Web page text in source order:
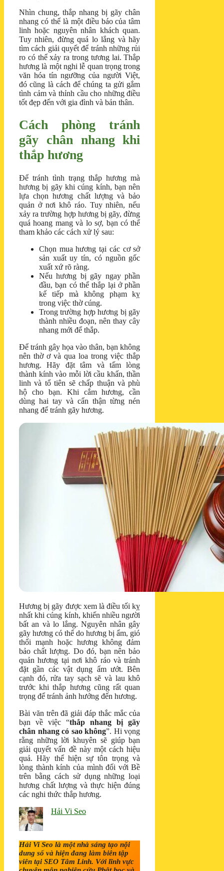
Nhìn chung, thắp nhang bị gãy chân
nhang có thể là một điều báo của tâm
linh hoặc nguyên nhân khách quan.
Tuy nhiên, đừng quá lo lắng và hãy
tìm cách giải quyết để tránh những rủi
ro có thể xảy ra trong tương lai. Thắp
hương là một nghi lễ quan trọng trong
văn hóa tín ngưỡng của người Việt,
đó cũng là cách để chúng ta gửi gắm
tình cảm và thỉnh cầu cho những điều
tốt đẹp đến với gia đình và bản thân.
Cách phòng tránh
gãy chân nhang khi
thắp hương
Để tránh tình trạng thắp hương mà
hương bị gãy khi cúng kính, bạn nên
lựa chọn hương chất lượng và bảo
quản ở nơi khô ráo. Tuy nhiên, nếu
xảy ra trường hợp hương bị gãy, đừng
quá hoang mang và lo sợ, bạn có thể
tham khảo các cách xử lý sau:
Chọn mua hương tại các cơ sở
sản xuất uy tín, có nguồn gốc
xuất xứ rõ ràng.
Nếu hương bị gãy ngay phần
đầu, bạn có thể thắp lại ở phần
kế tiếp mà không phạm kỵ
trong việc thờ cúng.
Trong trường hợp hương bị gãy
thành nhiều đoạn, nên thay cây
nhang mới để thắp.
Để tránh gây họa vào thân, bạn không
nên thờ ơ và qua loa trong việc thắp
hương. Hãy đặt tâm và tấm lòng
thành kính vào mỗi lời cầu khấn, thần
linh và tổ tiên sẽ chấp thuận và phù
hộ cho bạn. Khi cắm hương, cần
dùng hai tay và cẩn thận từng nén
nhang để tránh gãy hương.
Hương bị gãy được xem là điều tối kỵ
nhất khi cúng kính, khiến nhiều người
bất an và lo lắng. Nguyên nhân gây
gãy hương có thể do hương bị ẩm, gió
thổi mạnh hoặc hương không đảm
bảo chất lượng. Do đó, bạn nên bảo
quản hương tại nơi khô ráo và tránh
đặt gần các vật dụng ẩm ướt. Bên
cạnh đó, rửa tay sạch sẽ và lau khô
trước khi thắp hương cũng rất quan
trọng để tránh ảnh hưởng đến hương.
Bài văn trên đã giải đáp thắc mắc của
bạn về việc “thắp nhang bị gãy
chân nhang có sao không”. Hi vọng
rằng những lời khuyên sẽ giúp bạn
giải quyết vấn đề này một cách hiệu
quả. Hãy thể hiện sự tôn trọng và
lòng thành kính của mình đối với Bề
trên bằng cách sử dụng những loại
hương chất lượng và thực hiện đúng
các nghi thức thắp hương.
Hải Vi Seo
Hải Vi Seo là một nhà sáng tạo nội
dung số và hiện đang làm biên tập
viên tại SEO Tâm Linh. Với lĩnh vực